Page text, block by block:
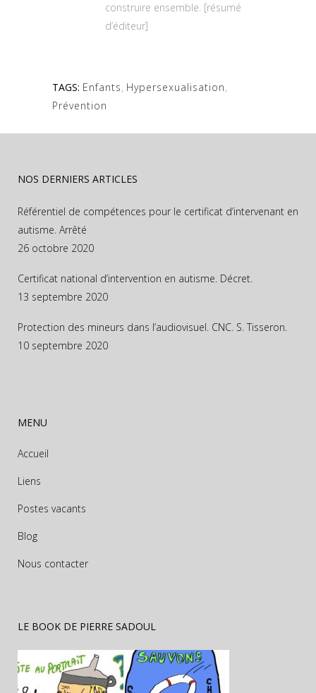
construire ensemble. [résumé
d’éditeur]
TAGS: Enfants, Hypersexualisation,
Prévention
NOS DERNIERS ARTICLES
Référentiel de compétences pour le certificat d’intervenant en
autisme. Arrêté
26 octobre 2020
Certificat national d’intervention en autisme. Décret.
13 septembre 2020
Protection des mineurs dans l’audiovisuel. CNC. S. Tisseron.
10 septembre 2020
MENU
Accueil
Liens
Postes vacants
Blog
Nous contacter
LE BOOK DE PIERRE SADOUL